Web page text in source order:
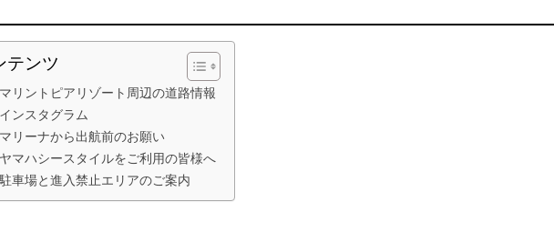
テンツ
リントピアリゾート周辺の道路情報
ンスタグラム
リーナから出航前のお願い
マハシースタイルをご利用の皆様へ
車場と進入禁止エリアのご案内